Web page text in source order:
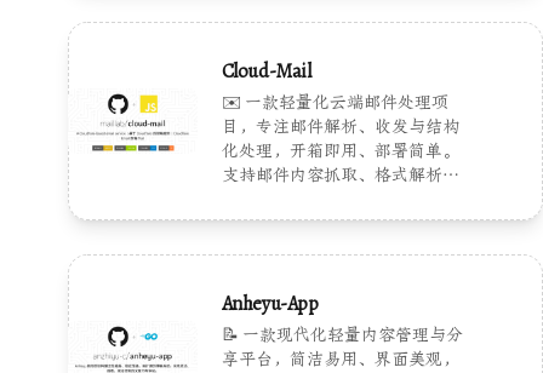
Cloud-Mail
✉️ 一款轻量化云端邮件处理项
目，专注邮件解析、收发与结构
化处理，开箱即用、部署简单。
支持邮件内容抓取、格式解析、
后台服务嵌入、自定义邮件机器
Anheyu-App
📝 一款现代化轻量内容管理与分
享平台，简洁易用、界面美观，